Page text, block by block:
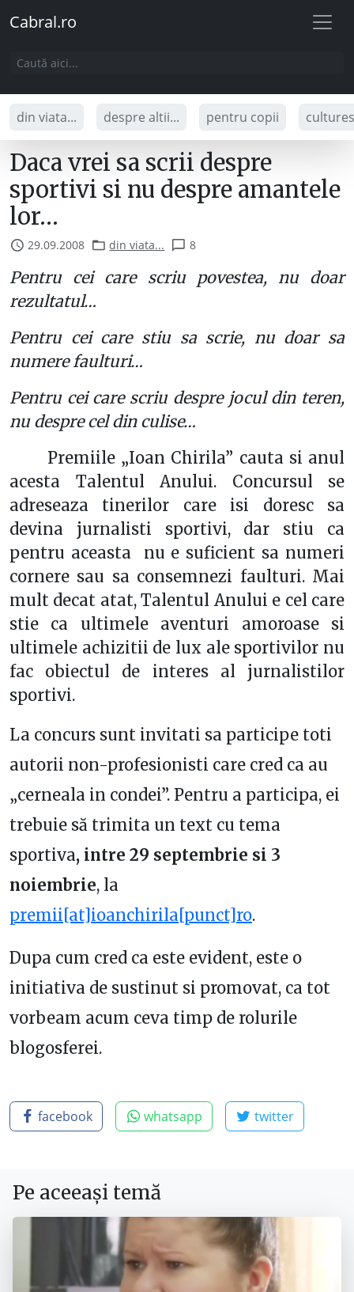
Cabral.ro
din viata... despre altii... pentru copii
Daca vrei sa scrii despre
sportivi si nu despre amantele
lor…
29.09.2008 din viata... 8
Pentru cei care scriu povestea, nu doar
rezultatul…
Pentru cei care stiu sa scrie, nu doar sa
numere faulturi…
Pentru cei care scriu despre jocul din teren,
nu despre cel din culise…
Premiile „Ioan Chirila” cauta si anul
acesta Talentul Anului. Concursul se
adreseaza tinerilor care isi doresc sa
devina jurnalisti sportivi, dar stiu ca
pentru aceasta nu e suficient sa numeri
cornere sau sa consemnezi faulturi. Mai
mult decat atat, Talentul Anului e cel care
stie ca ultimele aventuri amoroase si
ultimele achizitii de lux ale sportivilor nu
fac obiectul de interes al jurnalistilor
sportivi.
La concurs sunt invitati sa participe toti
autorii non-profesionisti care cred ca au
„cerneala in condei”. Pentru a participa, ei
trebuie să trimita un text cu tema
sportiva, intre 29 septembrie si 3
noiembrie, la
premii[at]ioanchirila[punct]ro.
Dupa cum cred ca este evident, este o
initiativa de sustinut si promovat, ca tot
vorbeam acum ceva timp de rolurile
blogosferei.
facebook whatsapp twitter
Pe aceeași temă